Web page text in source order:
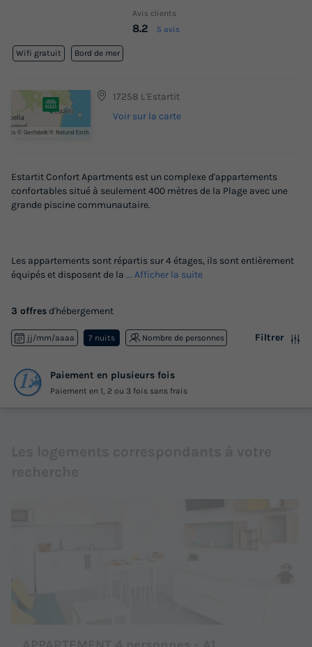
Avis clients
8.2 5 avis
Wifi gratuit Bord de mer
17258 L'Estartit
Voir sur la carte
Estartit Confort Apartments est un complexe d'appartements
confortables situé à seulement 400 mètres de la Plage avec une
grande piscine communautaire.
Les appartements sont répartis sur 4 étages, ils sont entièrement
équipés et disposent de la ... Afficher la suite
3 offres d'hébergement
jj/mm/aaaa 7 nuits Nombre de personnes Filtrer
Paiement en plusieurs fois
Paiement en 1, 2 ou 3 fois sans frais